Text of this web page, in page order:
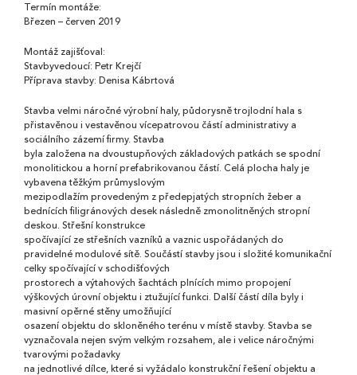
Termín montáže:
Březen – červen 2019
Montáž zajišťoval:
Stavbyvedoucí: Petr Krejčí
Příprava stavby: Denisa Kábrtová
Stavba velmi náročné výrobní haly, půdorysně trojlodní hala s
přistavěnou i vestavěnou vícepatrovou částí administrativy a
sociálního zázemí firmy. Stavba
byla založena na dvoustupňových základových patkách se spodní
monolitickou a horní prefabrikovanou částí. Celá plocha haly je
vybavena těžkým průmyslovým
mezipodlažím provedeným z předepjatých stropních žeber a
bednících filigránových desek následně zmonolitněných stropní
deskou. Střešní konstrukce
spočívající ze střešních vazníků a vaznic uspořádaných do
pravidelné modulové sítě. Součástí stavby jsou i složité komunikační
celky spočívající v schodišťových
prostorech a výtahových šachtách plnících mimo propojení
výškových úrovní objektu i ztužující funkci. Další částí díla byly i
masivní opěrné stěny umožňující
osazení objektu do skloněného terénu v místě stavby. Stavba se
vyznačovala nejen svým velkým rozsahem, ale i velice náročnými
tvarovými požadavky
na jednotlivé dílce, které si vyžádalo konstrukční řešení objektu a